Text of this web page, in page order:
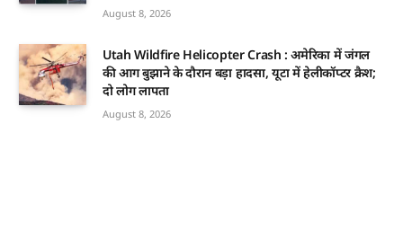
August 8, 2026
Utah Wildfire Helicopter Crash : अमेरिका में जंगल
की आग बुझाने के दौरान बड़ा हादसा, यूटा में हेलीकॉप्टर क्रैश;
दो लोग लापता
August 8, 2026